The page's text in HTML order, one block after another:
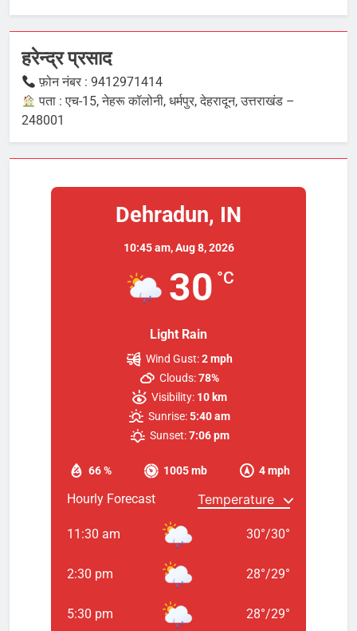
हरेन्द्र प्रसाद
फ़ोन नंबर : 9412971414
पता : एच-15, नेहरू कॉलोनी, धर्मपुर, देहरादून, उत्तराखंड –
248001
Dehradun, IN
10:45 am,Aug 8, 2026
30 °C
Light Rain
66 % 1005 mb 4 mph
Wind Gust:2 mph
Clouds:78%
Visibility: 10 km
Sunrise:5:40 am
Sunset: 7:06 pm
Hourly Forecast
11:30 am 30°/30°
2:30 pm 28°/29°
5:30 pm 28°/29°